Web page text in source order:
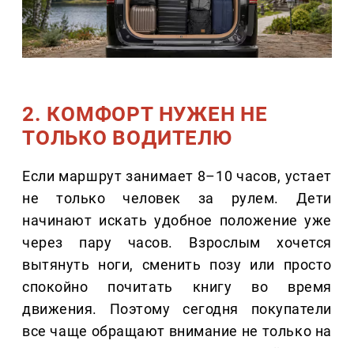
2. КОМФОРТ НУЖЕН НЕ
ТОЛЬКО ВОДИТЕЛЮ
Если маршрут занимает 8–10 часов, устает
не только человек за рулем. Дети
начинают искать удобное положение уже
через пару часов. Взрослым хочется
вытянуть ноги, сменить позу или просто
спокойно почитать книгу во время
движения. Поэтому сегодня покупатели
все чаще обращают внимание не только на